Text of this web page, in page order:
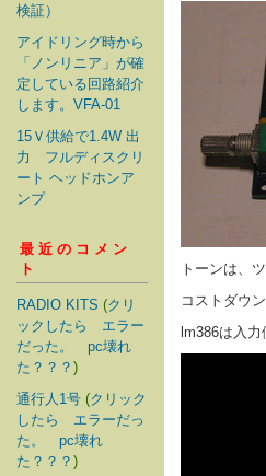
検証）
アイドリング時から
「ノンリニア」が確
定している回路紹介
します。VFA-01
15Ｖ供給で1.4W 出
力 フルディスクリ
ート ヘッドホンア
ンプ
最近のコメン
ト
RADIO KITS (クリ
ックしたら エラー
だった。 pc壊れ
た？？？ )
通行人1号 (クリック
したら エラーだっ
た。 pc壊れ
た？？？ )
トーンは、
コストダウ
lm386は入